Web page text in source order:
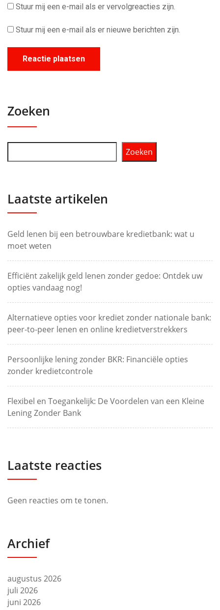
Stuur mij een e-mail als er vervolgreacties zijn.
Stuur mij een e-mail als er nieuwe berichten zijn.
Zoeken
Zoeken
Laatste artikelen
Geld lenen bij een betrouwbare kredietbank: wat u
moet weten
Efficiënt zakelijk geld lenen zonder gedoe: Ontdek uw
opties vandaag nog!
Alternatieve opties voor krediet zonder nationale bank:
peer-to-peer lenen en online kredietverstrekkers
Persoonlijke lening zonder BKR: Financiële opties
zonder kredietcontrole
Flexibel en Toegankelijk: De Voordelen van een Kleine
Lening Zonder Bank
Laatste reacties
Geen reacties om te tonen.
Archief
augustus 2026
juli 2026
juni 2026